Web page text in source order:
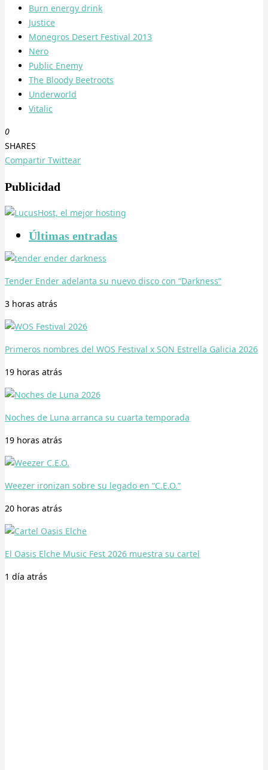
Burn energy drink
Justice
Monegros Desert Festival 2013
Nero
Public Enemy
The Bloody Beetroots
Underworld
Vitalic
0
SHARES
Compartir Twittear
Publicidad
Últimas entradas
Tender Ender adelanta su nuevo disco con “Darkness”
3 horas atrás
Primeros nombres del WOS Festival x SON Estrella Galicia 2026
19 horas atrás
Noches de Luna arranca su cuarta temporada
19 horas atrás
Weezer ironizan sobre su legado en “C.E.O.”
20 horas atrás
El Oasis Elche Music Fest 2026 muestra su cartel
1 día atrás